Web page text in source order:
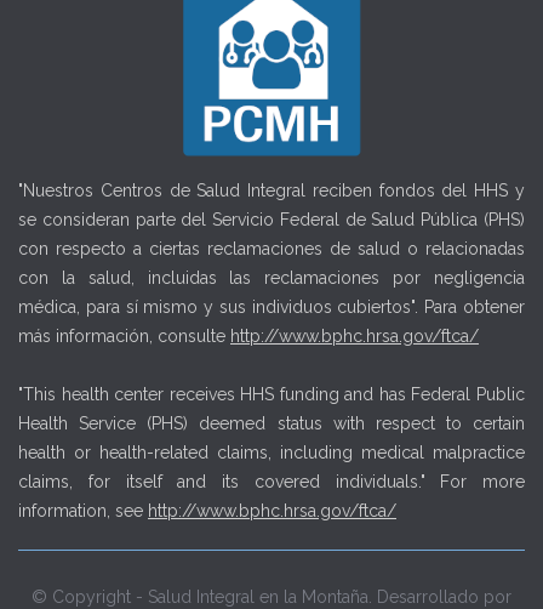
"Nuestros Centros de Salud Integral reciben fondos del HHS y
se consideran parte del Servicio Federal de Salud Pública (PHS)
con respecto a ciertas reclamaciones de salud o relacionadas
con la salud, incluidas las reclamaciones por negligencia
médica, para sí mismo y sus individuos cubiertos". Para obtener
más información, consulte http://www.bphc.hrsa.gov/ftca/
"This health center receives HHS funding and has Federal Public
Health Service (PHS) deemed status with respect to certain
health or health-related claims, including medical malpractice
claims, for itself and its covered individuals." For more
information, see http://www.bphc.hrsa.gov/ftca/
© Copyright - Salud Integral en la Montaña. Desarrollado por